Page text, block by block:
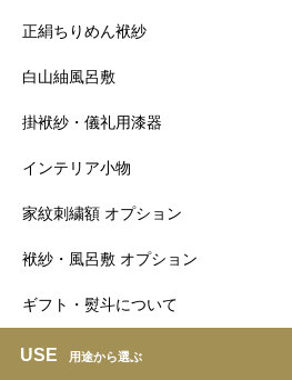
正絹ちりめん袱紗
白山紬風呂敷
掛袱紗・儀礼用漆器
インテリア小物
家紋刺繍額 オプション
袱紗・風呂敷 オプション
ギフト・熨斗について
USE 用途から選ぶ